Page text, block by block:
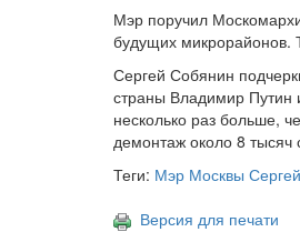
Мэр поручил
будущих микрорайонов.
Сергей Собянин
страны Владимир Путин
несколько раз больше,
демонтаж около 8 тысяч
Теги: Мэр Москвы
Версия для печати